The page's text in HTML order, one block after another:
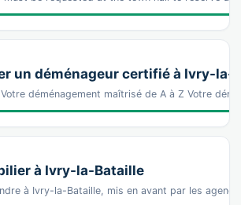
un déménageur certifié à Ivry-la-
déménagement maîtrisé de A à Z Votre
à Ivry-la-Bataille
à Ivry-la-Bataille, mis en avant par les